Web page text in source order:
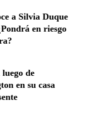
a Silvia Duque
en riesgo
de
en su casa